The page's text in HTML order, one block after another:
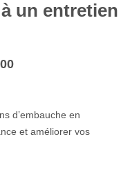
un entretien
d’embauche en
et améliorer vos